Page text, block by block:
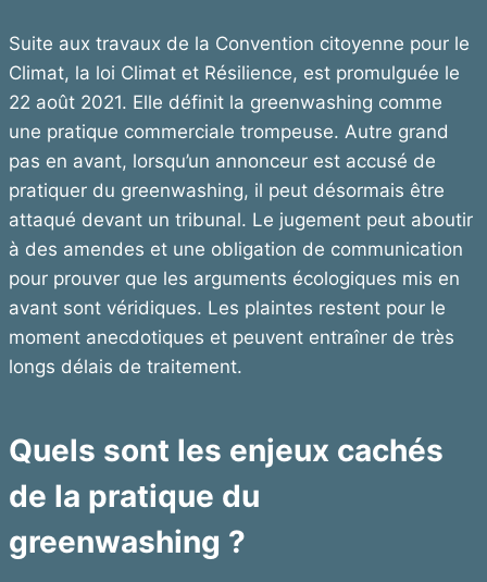
Suite aux travaux de la Convention citoyenne pour le
Climat, la loi Climat et Résilience, est promulguée le
22 août 2021. Elle définit la greenwashing comme
une pratique commerciale trompeuse. Autre grand
pas en avant, lorsqu’un annonceur est accusé de
pratiquer du greenwashing, il peut désormais être
attaqué devant un tribunal. Le jugement peut aboutir
à des amendes et une obligation de communication
pour prouver que les arguments écologiques mis en
avant sont véridiques. Les plaintes restent pour le
moment anecdotiques et peuvent entraîner de très
longs délais de traitement.
Quels sont les enjeux cachés
de la pratique du
greenwashing ?